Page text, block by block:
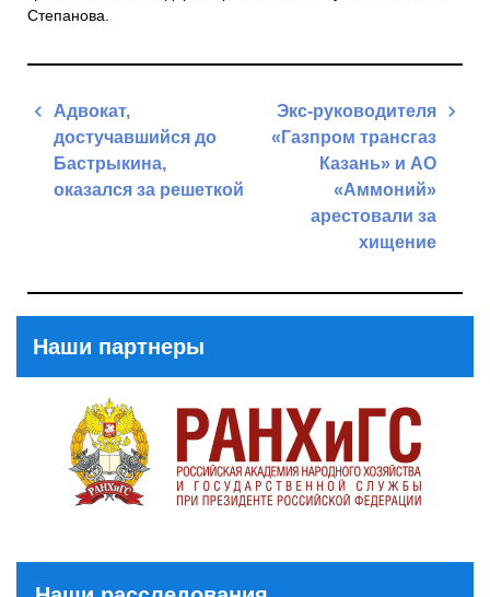
Степанова.
Навигация
записям
Адвокат,
достучавшийся до
Бастрыкина,
оказался за решеткой
Экс-руководителя
«Газпром трансгаз
Казань» и АО
«Аммоний»
арестовали за
хищение
Наши партнеры